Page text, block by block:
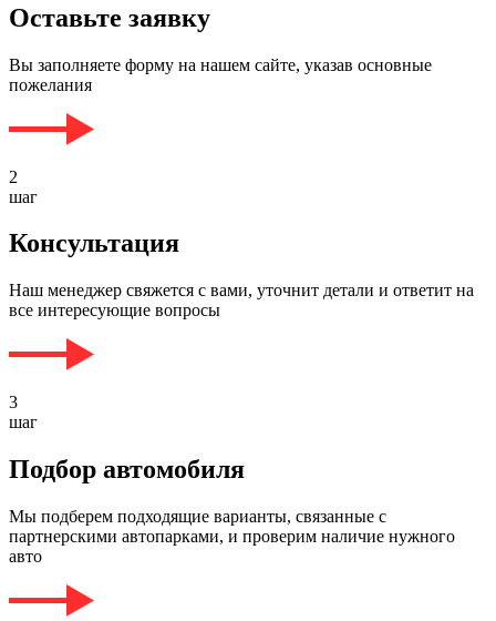
Оставьте заявку
Вы заполняете форму на нашем сайте, указав основные
пожелания
2
шаг
Консультация
Наш менеджер свяжется с вами, уточнит детали и ответит на
все интересующие вопросы
3
шаг
Подбор автомобиля
Мы подберем подходящие варианты, связанные с
партнерскими автопарками, и проверим наличие нужного
авто